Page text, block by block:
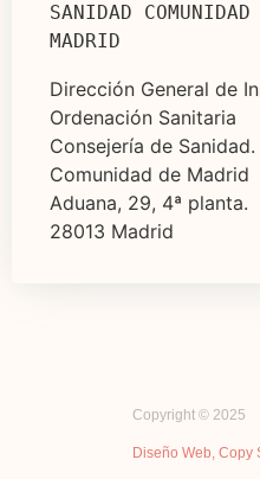
SANIDAD COMUNIDAD
MADRID
Dirección General de
Ordenación Sanitaria
Consejería de Sanidad.
Comunidad de Madrid
Aduana, 29, 4ª planta.
28013 Madrid
Copyright © 2025
Diseño Web, Copy